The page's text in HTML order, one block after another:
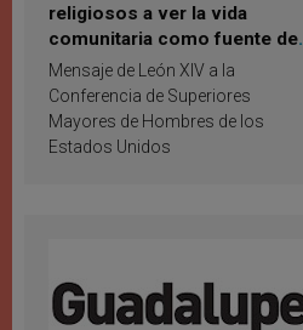
religiosos a ver la vida
comunitaria como fuente de
inspiración y santificación
Mensaje de León XIV a la
Conferencia de Superiores
Mayores de Hombres de los
Estados Unidos